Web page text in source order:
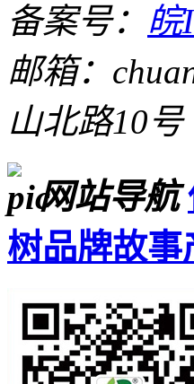
备案号： 皖
邮箱：
山北路10号
网站导航
树品牌故事